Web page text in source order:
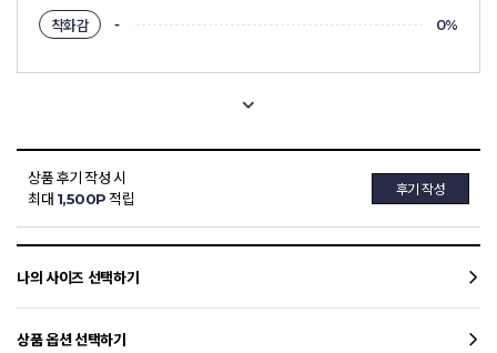
착화감 - 0%
상품 후기 작성 시
최대 1,500P 적립
후기 작성
나의 사이즈 선택하기
상품 옵션 선택하기